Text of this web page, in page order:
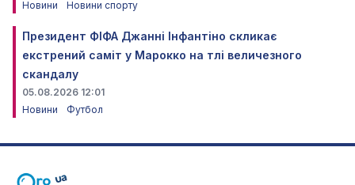
Новини
Новини спорту
Президент ФІФА Джанні Інфантіно скликає
екстрений саміт у Марокко на тлі величезного
скандалу
05.08.2026 12:01
Новини
Футбол